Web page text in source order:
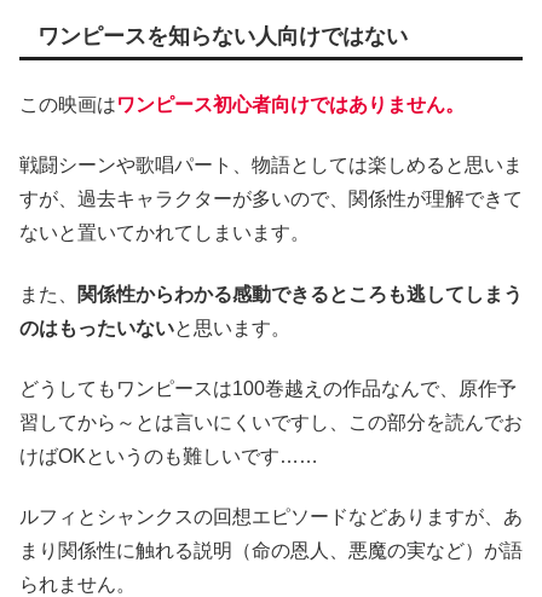
ワンピースを知らない人向けではない
この映画はワンピース初心者向けではありません。
戦闘シーンや歌唱パート、物語としては楽しめると思いま
すが、過去キャラクターが多いので、関係性が理解できて
ないと置いてかれてしまいます。
また、
関係性からわかる感動できるところも逃してしまう
のはもったいないと思います。
どうしてもワンピースは100巻越えの作品なんで、原作予
習してから～とは言いにくいですし、この部分を読んでお
けばOKというのも難しいです……
ルフィとシャンクスの回想エピソードなどありますが、あ
まり関係性に触れる説明（命の恩人、悪魔の実など）が語
られません。